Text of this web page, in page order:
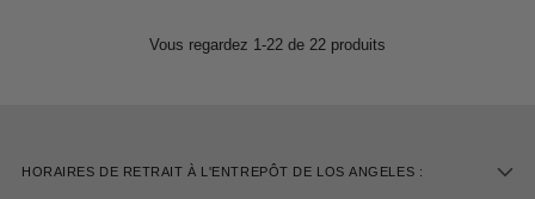
Vous regardez 1-22 de 22 produits
HORAIRES DE RETRAIT À L'ENTREPÔT DE LOS ANGELES :